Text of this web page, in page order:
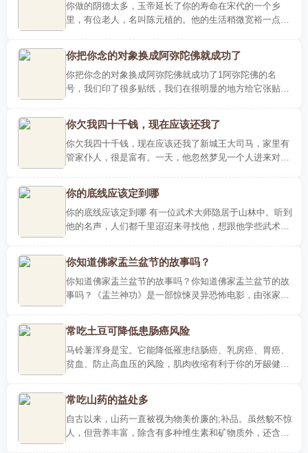
你做的阴德太多，玉帝延长了你的寿命在宋代的一个乡
里，有位老人，名叫陈元植的。他的生活稍微宽裕一点，
你把你念的对象换成阿弥陀佛就成功了
你把你念的对象换成阿弥陀佛就成功了1阿弥陀佛的名
号，我们印了很多贴纸，我们在很明显的地方给它张贴，
你欠我四十千钱，现在应该还我了
你欠我四十千钱，现在应该还我了新城王大司马，家里有
管家仆人，很是富有。一天，他忽然梦见一个人进来对他
缘故，那..
你的底线应该定到哪
你的底线应该定到哪 有一位武术大师隐居于山林中。听到
他的名声，人们都千里迢迢来寻找他，想跟他学些武术方
你知道佛家盂兰盆节的故事吗？
你知道佛家盂兰盆节的故事吗？你知道佛家盂兰盆节的故
事吗？《盂兰神功》是一部惊悚灵异恐怖电影，由张家
常吃土豆可降低患肠癌风险
马铃薯浑身是宝。它能降低罹患结肠癌、乳房癌、胃癌、
贫血、防止高血压的风险，肌肉收缩有利于你的牙龈健
常吃山药的益处多
自古以来，山药一直被视为物美价廉的;补品。虽然貌不惊
人，但营养丰富，除含有多种维生素和矿物质外，还含有